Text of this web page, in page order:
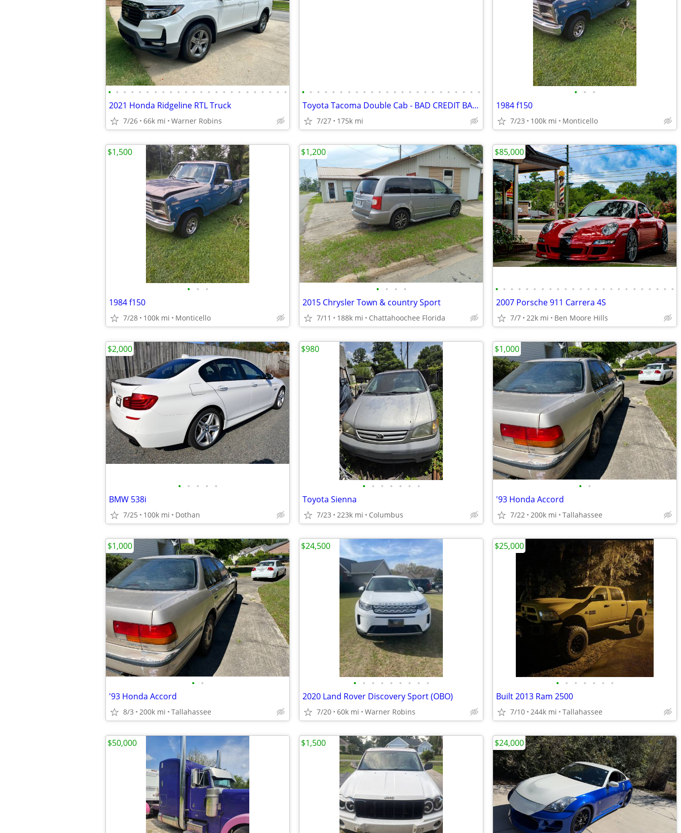
• • • • • • • • • • • • • • • • • • • • • • • •
2021 Honda Ridgeline RTL Truck
7/26 66k mi Warner Robins
• • • • • • • • • • • • • • • • • • • • • • • •
Toyota Tacoma Double Cab - BAD CREDIT BANKRUPTCY REPO SSI RETIRED APPR
7/27 175k mi
• • •
1984 f150
7/23 100k mi Monticello
• • •
1984 f150
7/28 100k mi Monticello
$1,500
• • • •
2015 Chrysler Town & country Sport
7/11 188k mi Chattahoochee Florida
$1,200
• • • • • • • • • • • • • • • • • • • • • • • •
2007 Porsche 911 Carrera 4S
7/7 22k mi Ben Moore Hills
$85,000
• • • • •
BMW 538i
7/25 100k mi Dothan
$2,000
• • • • • • •
Toyota Sienna
7/23 223k mi Columbus
$980
• •
'93 Honda Accord
7/22 200k mi Tallahassee
$1,000
• •
'93 Honda Accord
8/3 200k mi Tallahassee
$1,000
• • • • • • • • •
2020 Land Rover Discovery Sport (OBO)
7/20 60k mi Warner Robins
$24,500
• • • • • • •
Built 2013 Ram 2500
7/10 244k mi Tallahassee
$25,000
$50,000 $1,500 $24,000